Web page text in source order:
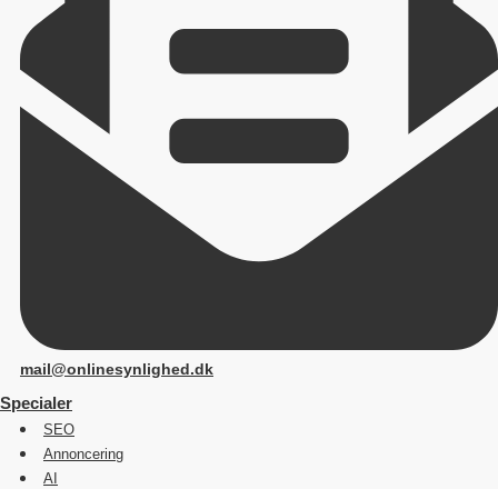
mail@onlinesynlighed.dk
Specialer
SEO
Annoncering
AI